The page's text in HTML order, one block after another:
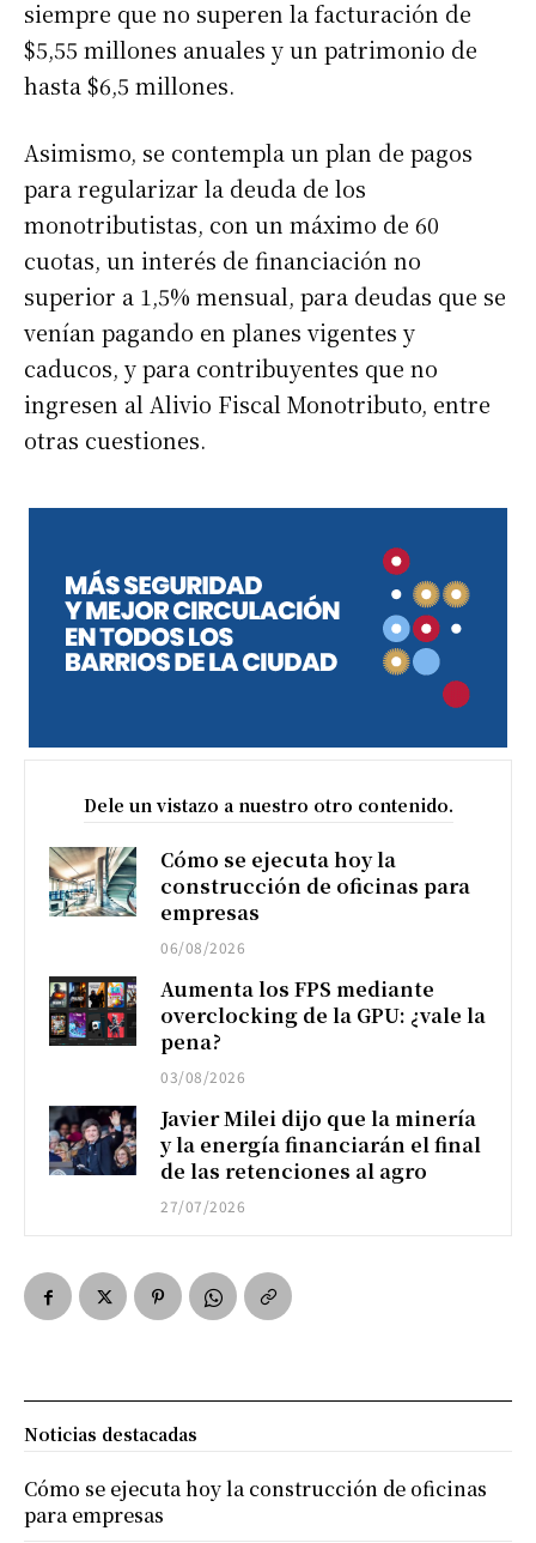
siempre que no superen la facturación de
$5,55 millones anuales y un patrimonio de
hasta $6,5 millones.
Asimismo, se contempla un plan de pagos
para regularizar la deuda de los
monotributistas, con un máximo de 60
cuotas, un interés de financiación no
superior a 1,5% mensual, para deudas que se
venían pagando en planes vigentes y
caducos, y para contribuyentes que no
ingresen al Alivio Fiscal Monotributo, entre
otras cuestiones.
Dele un vistazo a nuestro otro contenido.
Cómo se ejecuta hoy la
construcción de oficinas para
empresas
06/08/2026
Aumenta los FPS mediante
overclocking de la GPU: ¿vale la
pena?
03/08/2026
Javier Milei dijo que la minería
y la energía financiarán el final
de las retenciones al agro
27/07/2026
Noticias destacadas
Cómo se ejecuta hoy la construcción de oficinas
para empresas